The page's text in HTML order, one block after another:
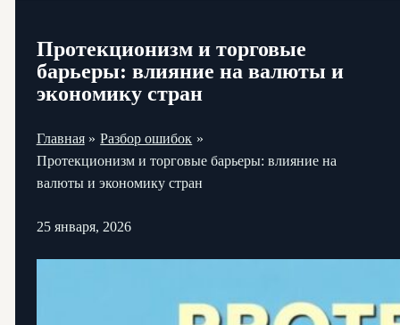
Протекционизм и торговые
барьеры: влияние на валюты и
экономику стран
Главная
Разбор ошибок
Протекционизм и торговые барьеры: влияние на
валюты и экономику стран
25 января, 2026